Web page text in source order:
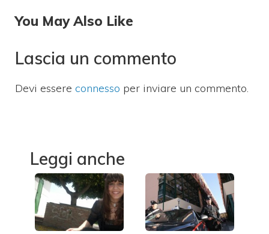
You May Also Like
Lascia un commento
Devi essere connesso per inviare un commento.
Leggi anche